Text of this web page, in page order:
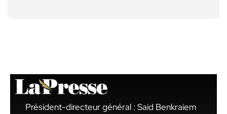
Président-directeur général : Said Benkraiem